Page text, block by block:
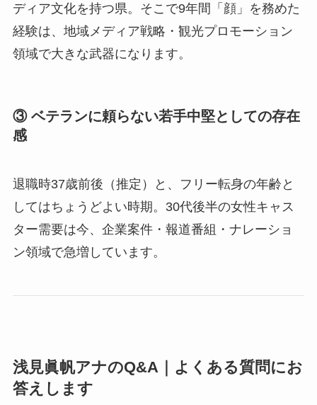
ディア文化を持つ県。そこで9年間「顔」を務めた
経験は、地域メディア戦略・観光プロモーション
領域で大きな武器になります。
③ ベテランに頼らない若手中堅としての存在
感
退職時37歳前後（推定）と、フリー転身の年齢と
してはちょうどよい時期。30代後半の女性キャス
ター需要は今、企業案件・報道番組・ナレーショ
ン領域で急増しています。
浅見眞帆アナのQ&A｜よくある質問にお
答えします